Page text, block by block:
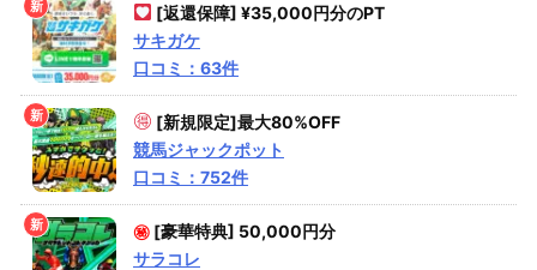
[返還保障] ¥35,000円分のPT
サキガケ
口コミ：63件
[新規限定]最大80%OFF
競馬ジャックポット
口コミ：752件
㊙ [豪華特典] 50,000円分
サラコレ